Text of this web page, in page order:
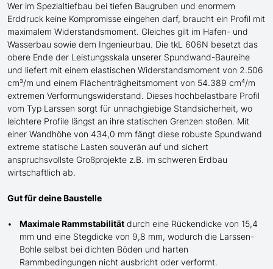
Wer im Spezialtiefbau bei tiefen Baugruben und enormem
Erddruck keine Kompromisse eingehen darf, braucht ein Profil mit
maximalem Widerstandsmoment. Gleiches gilt im Hafen- und
Wasserbau sowie dem Ingenieurbau. Die tkL 606N besetzt das
obere Ende der Leistungsskala unserer Spundwand-Baureihe
und liefert mit einem elastischen Widerstandsmoment von 2.506
cm³/m und einem Flächenträgheitsmoment von 54.389 cm⁴/m
extremen Verformungswiderstand. Dieses hochbelastbare Profil
vom Typ Larssen sorgt für unnachgiebige Standsicherheit, wo
leichtere Profile längst an ihre statischen Grenzen stoßen. Mit
einer Wandhöhe von 434,0 mm fängt diese robuste Spundwand
extreme statische Lasten souverän auf und sichert
anspruchsvollste Großprojekte z.B. im schweren Erdbau
wirtschaftlich ab.
Gut für deine Baustelle
Maximale Rammstabilität durch eine Rückendicke von 15,4
mm und eine Stegdicke von 9,8 mm, wodurch die Larssen-
Bohle selbst bei dichten Böden und harten
Rammbedingungen nicht ausbricht oder verformt.